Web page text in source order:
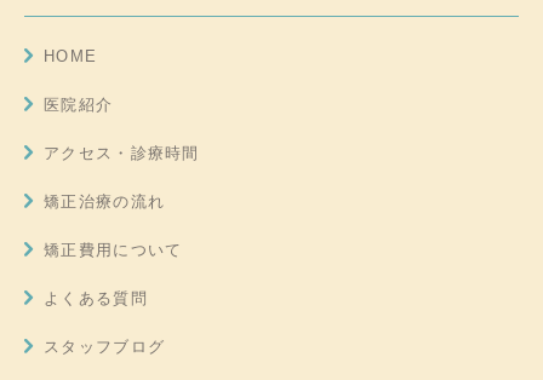
HOME
医院紹介
アクセス・診療時間
矯正治療の流れ
矯正費用について
よくある質問
スタッフブログ